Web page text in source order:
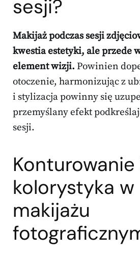
sesji?
Makijaż podczas sesji
kwestia estetyki, ale przede
element wizji. Powinien
otoczenie, harmonizując z
i stylizacja powinny się
przemyślany efekt
sesji.
Konturowanie
kolorystyka w
makijażu